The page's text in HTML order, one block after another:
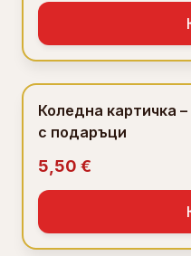
Коледна картичка
с подаръци
5,50 €